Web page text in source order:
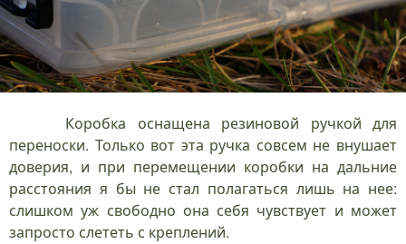
Коробка оснащена резиновой ручкой для
переноски. Только вот эта ручка совсем не внушает
доверия, и при перемещении коробки на дальние
расстояния я бы не стал полагаться лишь на нее:
слишком уж свободно она себя чувствует и может
запросто слететь с креплений.